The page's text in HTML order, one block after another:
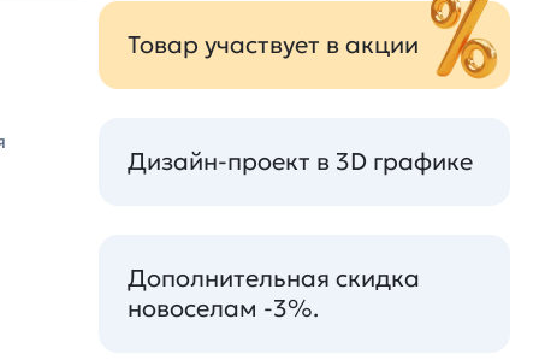
Товар участвует в акции
Дизайн-проект в 3D графике
Дополнительная скидка
новоселам -3%.